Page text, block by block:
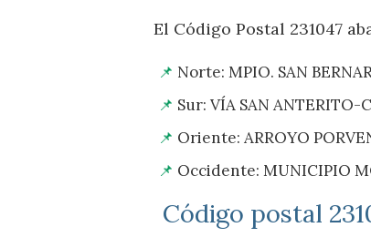
El Código Postal 231047
Norte: MPIO. SAN
Sur: VÍA SAN ANTERITO-
Oriente: ARROYO
Occidente: MUNICIPIO
Código postal